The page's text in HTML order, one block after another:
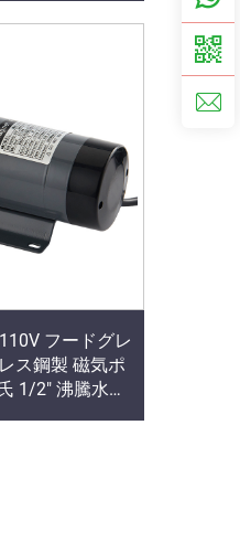
フードグレ
ス鋼製 磁気ポ
1/2" 沸騰水醸